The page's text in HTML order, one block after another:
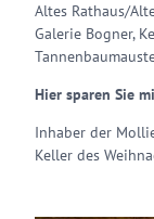
Altes Rathaus/
Galerie Bogner,
Hier sparen Sie
Inhaber der
Keller des